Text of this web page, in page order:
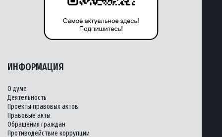
ИНФОРМАЦИЯ
О думе
Деятельность
Проекты правовых актов
Правовые акты
Обращения граждан
Противодействие коррупции